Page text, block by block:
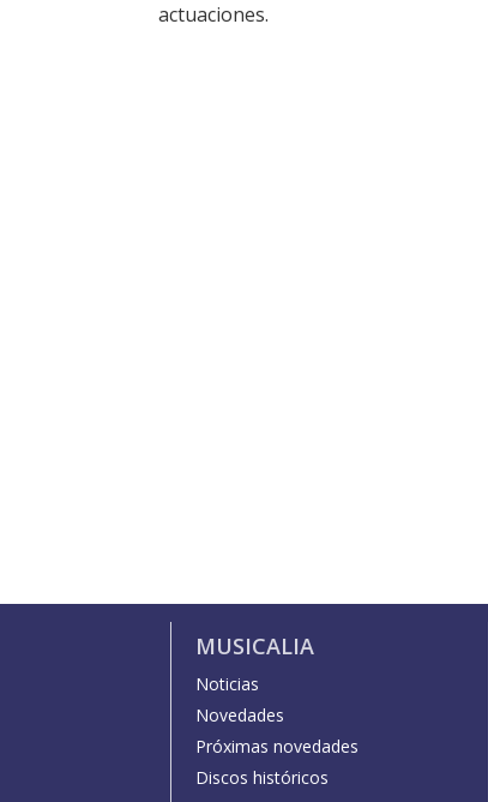
actuaciones.
MUSICALIA
Noticias
Novedades
Próximas novedades
Discos históricos